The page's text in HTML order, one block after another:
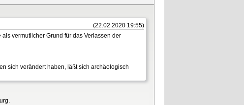
(22.02.2020 19:55)
vermutlicher Grund für das Verlassen der
sich verändert haben, läßt sich archäologisch